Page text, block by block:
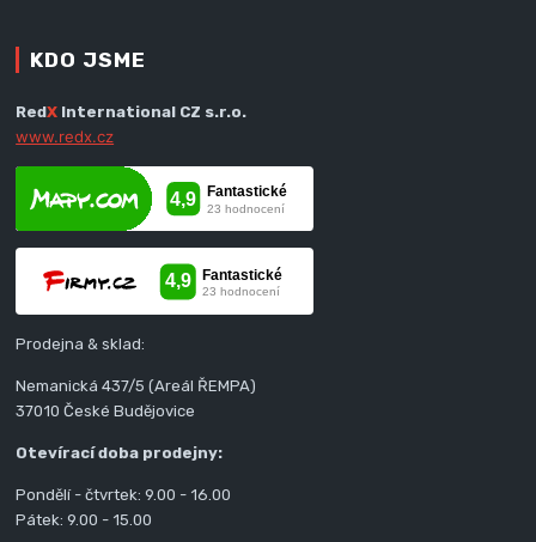
KDO JSME
RedX International CZ s.r.o.
www.redx.cz
Prodejna & sklad:
Nemanická 437/5 (Areál ŘEMPA)
37010 České Budějovice
Otevírací doba prodejny:
Pondělí - čtvrtek: 9.00 - 16.00
Pátek: 9.00 - 15.00